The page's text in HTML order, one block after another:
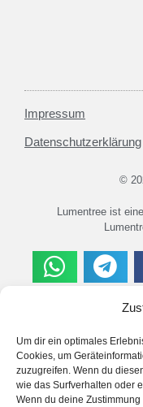
Um dir ein optimales
Cookies, um
zuzugreifen. Wenn du
wie das Surfverhalten oder
Wenn du deine
Impressum
Datenschutzerklärung
©
Lumentree ist
Es wird keine Haftung
übernommen, die im
dieser Webseite
Angaben auf dieser